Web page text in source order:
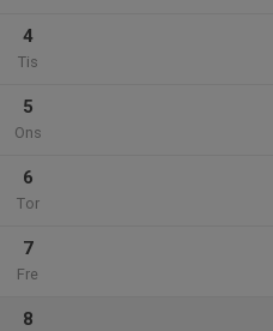
4
Tis
5
Ons
6
Tor
7
Fre
8